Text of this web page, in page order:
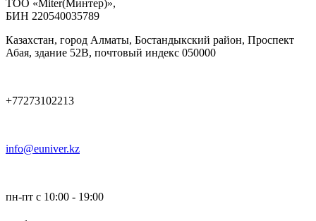
TOO «Miter(Минтер)»,
БИН 220540035789
Казахстан, город Алматы, Бостандыкский район, Проспект
Абая, здание 52В, почтовый индекс 050000
+77273102213
info@euniver.kz
пн-пт с 10:00 - 19:00